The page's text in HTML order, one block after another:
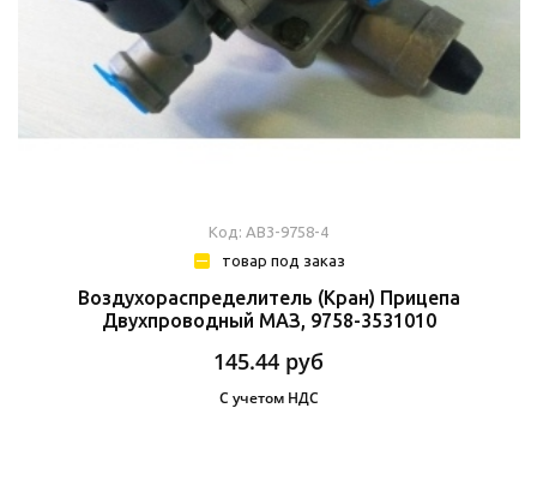
Код: АВ3-9758-4
товар под заказ
Воздухораспределитель (Кран) Прицепа
Двухпроводный МАЗ, 9758-3531010
145.44 руб
С учетом НДС